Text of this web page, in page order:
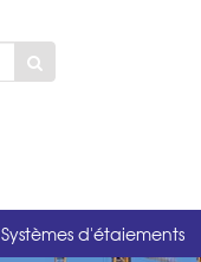
Systèmes d'étaiements